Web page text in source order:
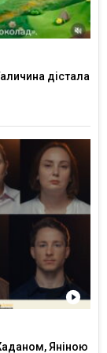
дістала
Яніною